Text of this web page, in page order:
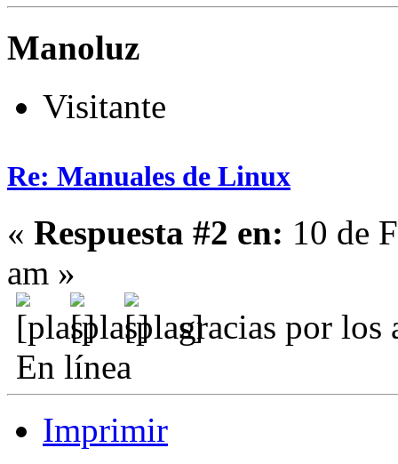
Manoluz
Visitante
Re: Manuales de Linux
« Respuesta #2 en: 10 de
am »
gracias por los
En línea
Imprimir